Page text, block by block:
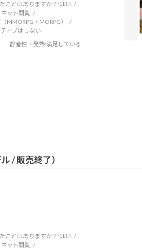
ことはありますか？:はい
ット閲覧
MMORPG・MORPG）
ィブはしない
静音性・発熱:満足している
/ 販売終了）
ことはありますか？:はい
ット閲覧